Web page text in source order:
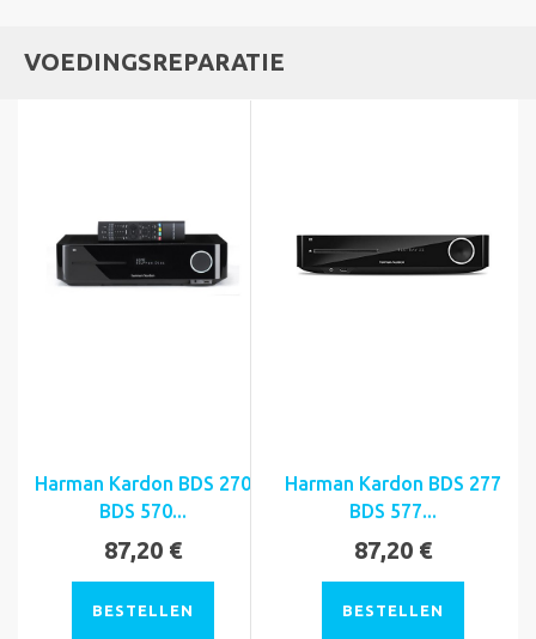
VOEDINGSREPARATIE
Harman Kardon BDS 270
BDS 570...
87,20 €
BESTELLEN
Harman Kardon BDS 277
BDS 577...
87,20 €
BESTELLEN